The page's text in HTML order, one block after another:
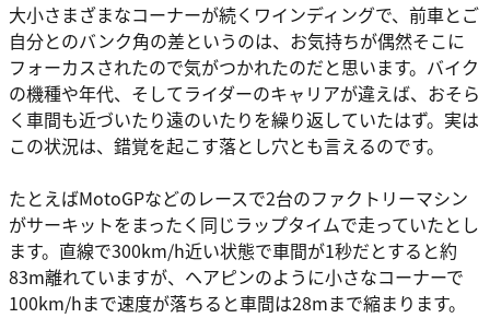
大小さまざまなコーナーが続くワインディングで、前車とご
自分とのバンク角の差というのは、お気持ちが偶然そこに
フォーカスされたので気がつかれたのだと思います。バイク
の機種や年代、そしてライダーのキャリアが違えば、おそら
く車間も近づいたり遠のいたりを繰り返していたはず。実は
この状況は、錯覚を起こす落とし穴とも言えるのです。
たとえばMotoGPなどのレースで2台のファクトリーマシン
がサーキットをまったく同じラップタイムで走っていたとし
ます。直線で300km/h近い状態で車間が1秒だとすると約
83m離れていますが、ヘアピンのように小さなコーナーで
100km/hまで速度が落ちると車間は28mまで縮まります。